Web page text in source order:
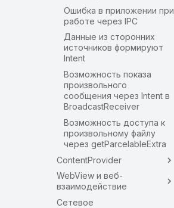
Ошибка в приложении при
работе через IPC
Данные из сторонних
источников формируют
Intent
Возможность показа
произвольного
сообщения через Intent в
BroadcastReceiver
Возможность доступа к
произвольному файлу
через getParcelableExtra
ContentProvider
WebView и веб-
взаимодействие
Сетевое